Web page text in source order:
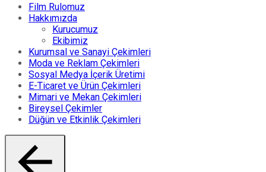
Film Rulomuz
Hakkımızda
Kurucumuz
Ekibimiz
Kurumsal ve Sanayi Çekimleri
Moda ve Reklam Çekimleri
Sosyal Medya İçerik Üretimi
E-Ticaret ve Ürün Çekimleri
Mimari ve Mekan Çekimleri
Bireysel Çekimler
Düğün ve Etkinlik Çekimleri